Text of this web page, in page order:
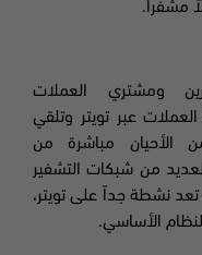
مشفراً .
ومشتري العملات
العملاتعبر تويتر وتلقي
الأحيان مباشرة من
من شبكات التشفير
تعد نشطة جداً على تويتر،
الأساسي.